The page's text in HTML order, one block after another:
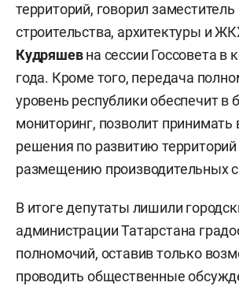
территорий, говорил
строительства, архитектуры и
Кудряшевна сессии Госсовета в
года. Кроме того, передача
уровень республики обеспечит в
мониторинг, позволит
решения по развитию территорий
размещению производительных
В итоге депутаты лишили
администрации Татарстана
полномочий, оставив только
проводить общественные